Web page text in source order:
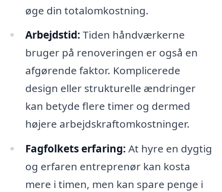
øge din totalomkostning.
Arbejdstid: Tiden håndværkerne
bruger på renoveringen er også en
afgørende faktor. Komplicerede
design eller strukturelle ændringer
kan betyde flere timer og dermed
højere arbejdskraftomkostninger.
Fagfolkets erfaring: At hyre en dygtig
og erfaren entreprenør kan kosta
mere i timen, men kan spare penge i